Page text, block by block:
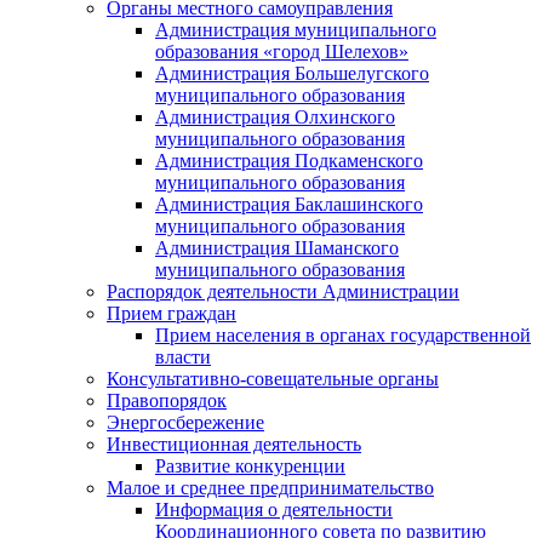
Органы местного самоуправления
Администрация муниципального
образования «город Шелехов»
Администрация Большелугского
муниципального образования
Администрация Олхинского
муниципального образования
Администрация Подкаменского
муниципального образования
Администрация Баклашинского
муниципального образования
Администрация Шаманского
муниципального образования
Распорядок деятельности Администрации
Прием граждан
Прием населения в органах государственной
власти
Консультативно-совещательные органы
Правопорядок
Энергосбережение
Инвестиционная деятельность
Развитие конкуренции
Малое и среднее предпринимательство
Информация о деятельности
Координационного совета по развитию